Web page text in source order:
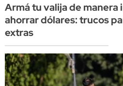
Armá tu valija de
ahorrar dólares: trucos
extras